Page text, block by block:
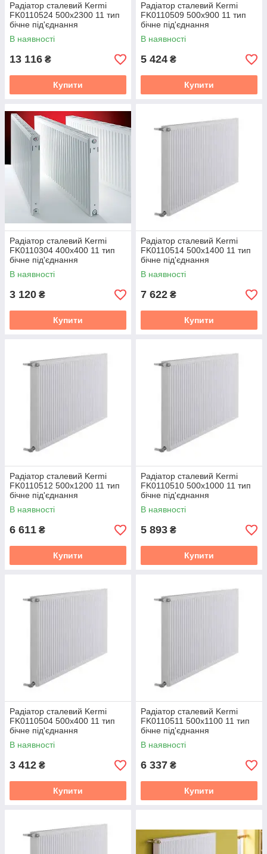
Радіатор сталевий Kermi
FK0110524 500x2300 11 тип
бічне під'єднання
В наявності
13 116 ₴
Купити
Радіатор сталевий Kermi
FK0110509 500x900 11 тип
бічне під'єднання
В наявності
5 424 ₴
Купити
Радіатор сталевий Kermi
FK0110304 400x400 11 тип
бічне під'єднання
В наявності
3 120 ₴
Купити
Радіатор сталевий Kermi
FK0110514 500x1400 11 тип
бічне під'єднання
В наявності
7 622 ₴
Купити
Радіатор сталевий Kermi
FK0110512 500x1200 11 тип
бічне під'єднання
В наявності
6 611 ₴
Купити
Радіатор сталевий Kermi
FK0110510 500x1000 11 тип
бічне під'єднання
В наявності
5 893 ₴
Купити
Радіатор сталевий Kermi
FK0110504 500x400 11 тип
бічне під'єднання
В наявності
3 412 ₴
Купити
Радіатор сталевий Kermi
FK0110511 500x1100 11 тип
бічне під'єднання
В наявності
6 337 ₴
Купити